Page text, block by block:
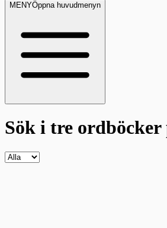
MENYÖppna huvudmenyn
Sök i tre ordböcker